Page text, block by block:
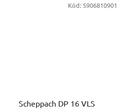
Scheppach DP 16 VLS
Kód: 5906810901